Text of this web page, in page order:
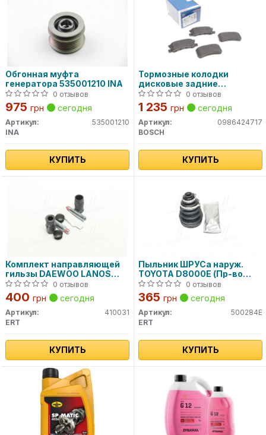
Обгонная муфта
генератора 535001210 INA
0 отзывов
975 грн сегодня
Артикул:
535001210
INA
КУПИТЬ
Тормозные колодки
дисковые задние
MITSUBISHI PAJERO
2.5TD,3.2TDI,3.5I 00.0
0986424717 BOSCH
0 отзывов
1 235 грн сегодня
Артикул:
0986424717
BOSCH
КУПИТЬ
Комплект направляющей
гильзы DAEWOO LANOS
D7003C (пр-во ERT)
0 отзывов
400 грн сегодня
Артикул:
410031
ERT
КУПИТЬ
Пыльник ШРУСа наруж.
TOYOTA D8000E (Пр-во
ERT)
0 отзывов
365 грн сегодня
Артикул:
500284E
ERT
КУПИТЬ